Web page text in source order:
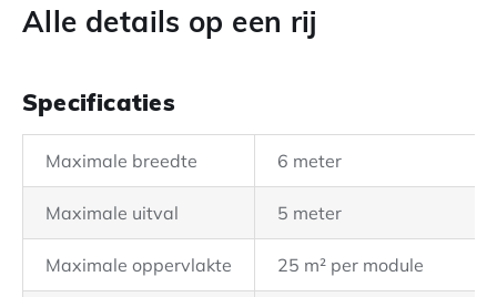
Alle details op een rij
Specificaties
Maximale breedte 6 meter
Maximale uitval 5 meter
Maximale oppervlakte 25 m² per module